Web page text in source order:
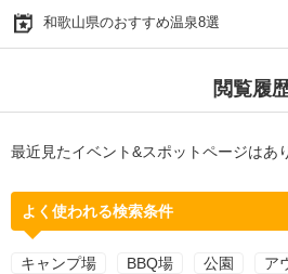
和歌山県のおすすめ温泉8選
閲覧履
最近見たイベント&スポットページはあ
よく使われる検索条件
キャンプ場 BBQ場 公園 ア